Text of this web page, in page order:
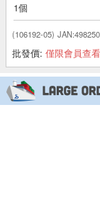
1個
(106192-05)
批發價: 僅限會員查看